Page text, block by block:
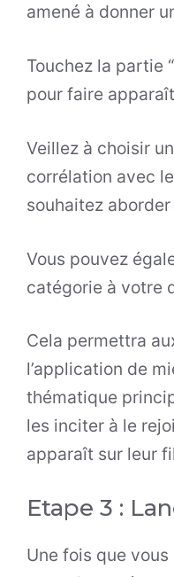
amené à donner
Touchez la partie
pour faire
Veillez à choisir
corrélation avec
souhaitez
Vous pouvez
catégorie à votre
Cela permettra
l’application de
thématique
les inciter à le
apparaît sur leur
Etape 3 :
Une fois que